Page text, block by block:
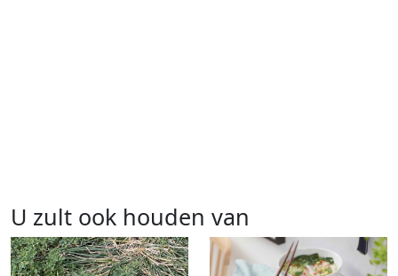
U zult ook houden van